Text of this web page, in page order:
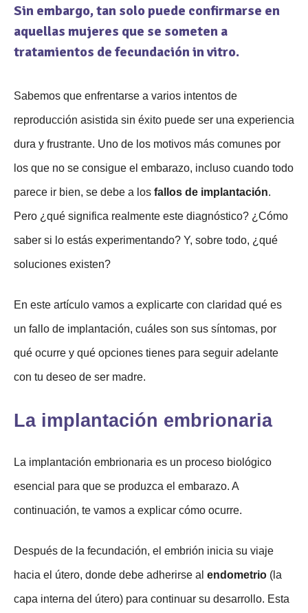
Sin embargo, tan solo puede confirmarse en
aquellas mujeres que se someten a
tratamientos de fecundación in vitro.
Sabemos que enfrentarse a varios intentos de
reproducción asistida sin éxito puede ser una experiencia
dura y frustrante. Uno de los motivos más comunes por
los que no se consigue el embarazo, incluso cuando todo
parece ir bien, se debe a los fallos de implantación.
Pero ¿qué significa realmente este diagnóstico? ¿Cómo
saber si lo estás experimentando? Y, sobre todo, ¿qué
soluciones existen?
En este artículo vamos a explicarte con claridad qué es
un fallo de implantación, cuáles son sus síntomas, por
qué ocurre y qué opciones tienes para seguir adelante
con tu deseo de ser madre.
La implantación embrionaria
La implantación embrionaria es un proceso biológico
esencial para que se produzca el embarazo. A
continuación, te vamos a explicar cómo ocurre.
Después de la fecundación, el embrión inicia su viaje
hacia el útero, donde debe adherirse al endometrio (la
capa interna del útero) para continuar su desarrollo. Esta